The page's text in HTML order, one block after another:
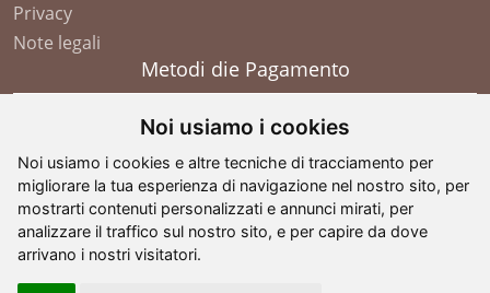
Noi usiamo i cookies
Noi usiamo i cookies e altre tecniche di tracciamento per
migliorare la tua esperienza di navigazione nel nostro sito, per
mostrarti contenuti personalizzati e annunci mirati, per
analizzare il traffico sul nostro sito, e per capire da dove
arrivano i nostri visitatori.
Privacy
Note legali
Metodi die Pagamento